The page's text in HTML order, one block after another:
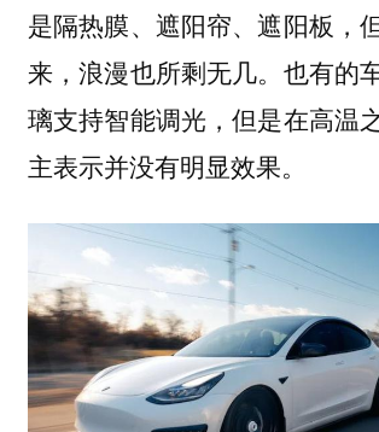
是隔热膜、遮阳帘、遮阳板，
来，浪漫也所剩无几。也有的
璃支持智能调光，但是在高温
主表示并没有明显效果。